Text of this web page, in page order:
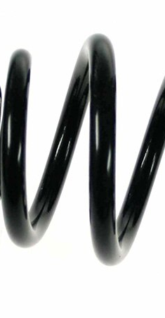
199 mm
2,30 kg
mm
modrá